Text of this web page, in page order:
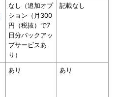
なし（追加オプ
ション（月300
円（税抜）で7
日分バックアッ
プサービスあ
り）
記載なし
あり あり